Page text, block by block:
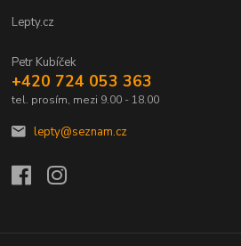
Lepty.cz
Petr Kubíček
+420 724 053 363
tel. prosím, mezi 9.00 - 18.00
lepty@seznam.cz